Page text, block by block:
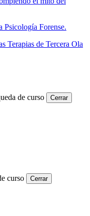
Psicología Forense.
Terapias de Tercera Ola
de curso
Cerrar
curso
Cerrar